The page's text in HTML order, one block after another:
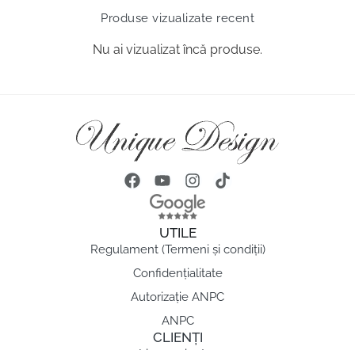
Produse vizualizate recent
Nu ai vizualizat încă produse.
UTILE
Regulament (Termeni și condiții)
Confidențialitate
Autorizație ANPC
ANPC
CLIENȚI